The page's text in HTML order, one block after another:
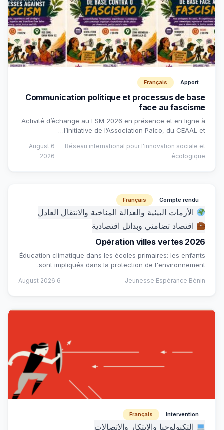
Apport
Français
Communication politique et processus de base
face au fascisme
Activité d’échange au FSM 2026 en présence et en ligne à
l’initiative de l’Association Palco, du CEAAL et…
Réseau international pour l'innovation sociale et
écologique
6 August
2026
Compte rendu
Français
الأزمات البيئية والعدالة المناخية والانتقال العادل
اقتصاد تضامني وبدائل اقتصادية
Opération villes vertes 2026
Éducation climatique dans les écoles primaires: les enfants
sont impliqués dans la protection de l'environnement.
Jeunesse Espérance Bénin
6 August 2026
Intervention
Français
التكنولوجيا والابتكار والاتصالات